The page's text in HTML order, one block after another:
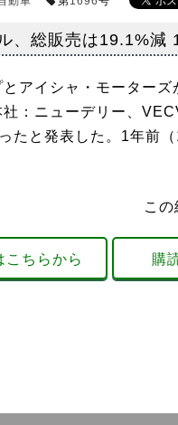
、総販売は19.1%減
アイシャ・モーターズ
社：ニューデリー、
たと発表した。1年前
こ
こちらから 購